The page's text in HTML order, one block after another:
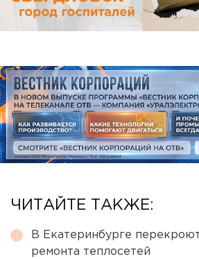
ЧИТАЙТЕ ТАКЖЕ:
В Екатеринбурге
ремонта теплосетей